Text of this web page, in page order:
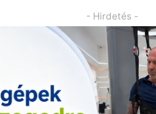
- Hirdetés -